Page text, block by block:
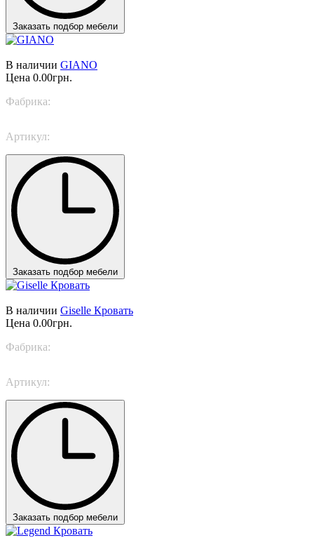
Заказать подбор мебели
В наличии GIANO
Цена 0.00грн.
Фабрика:
Артикул:
Заказать подбор мебели
В наличии Giselle Кровать
Цена 0.00грн.
Фабрика:
Артикул:
Заказать подбор мебели